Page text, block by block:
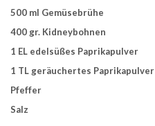
500 ml Gemüsebrühe
400 gr. Kidneybohnen
1 EL edelsüßes Paprikapulver
1 TL geräuchertes Paprikapulver
Pfeffer
Salz